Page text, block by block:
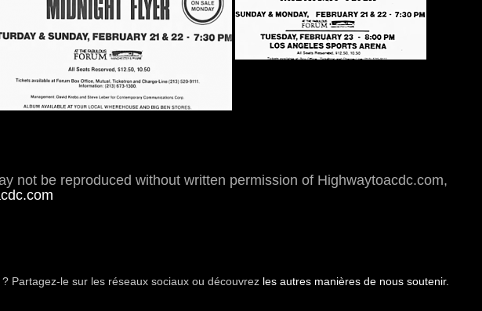
not be reproduced without written permission of Highwaytoacdc.com,
Partagez-le sur les réseaux sociaux ou découvrez les autres manières de nous soutenir.